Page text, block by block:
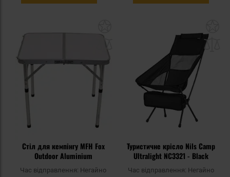
Стіл для кемпінгу MFH Fox
Outdoor Aluminium
Час відправлення: Негайно
Туристичне крісло Nils Camp
Ultralight NC3321 - Black
Час відправлення: Негайно